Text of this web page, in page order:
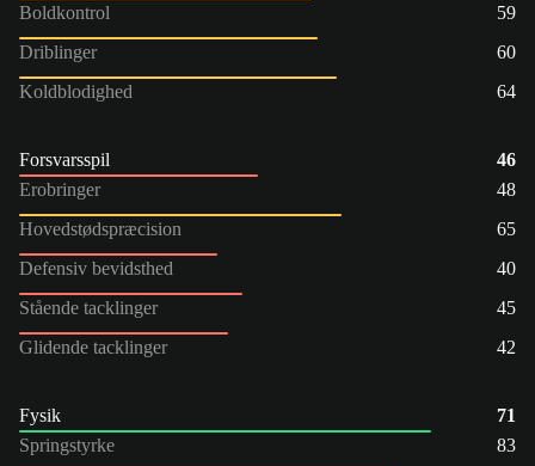
Boldkontrol
59
Driblinger
60
Koldblodighed
64
Forsvarsspil
46
Erobringer
48
Hovedstødspræcision
65
Defensiv bevidsthed
40
Stående tacklinger
45
Glidende tacklinger
42
Fysik
71
Springstyrke
83